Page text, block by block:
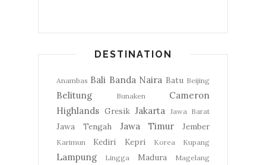
DESTINATION
Anambas Bali Banda Naira Batu Beijing
Belitung Bunaken
Cameron
Highlands Gresik Jakarta Jawa Barat
Jawa Tengah Jawa Timur Jember
Karimun Kediri Kepri Korea Kupang
Lampung Lingga Madura Magelang